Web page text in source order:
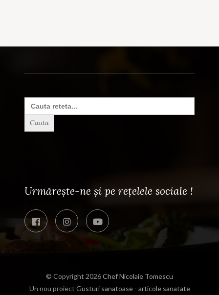
Search
for:
Urmărește-ne și pe rețelele sociale !
© Copyright 2026Chef Nicolaie Tomescu
Un nou proiect Gusturi sanatoase - articole sanatate